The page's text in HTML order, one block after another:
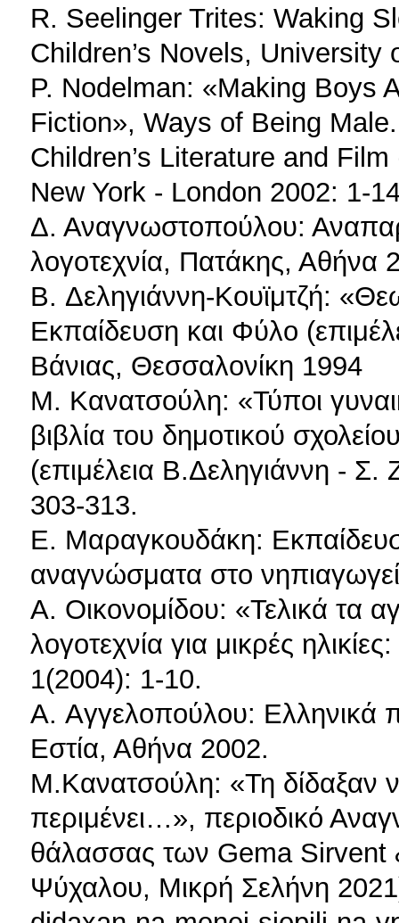
R. Seelinger Trites: Waking
Children’s Novels,
P. Nodelman: «Making Boys
Fiction», Ways of Being
Children’s Literature and
New York - London 2002: 1-
Δ. Αναγνωστοπούλου:
λογοτεχνία, Πατάκης, Αθήνα
B. Δεληγιάννη-Κουϊμτζή:
Εκπαίδευση και Φύλο
Βάνιας, Θεσσαλονίκη 1994
Μ. Κανατσούλη: «Τύποι
βιβλία του δημοτικού
(επιμέλεια Β.Δεληγιάννη -
303-313.
Ε. Μαραγκουδάκη:
αναγνώσματα στο
Α. Οικονομίδου: «Τελικά τα
λογοτεχνία για μικρές
1(2004): 1-10.
Α. Aγγελοπούλου: Eλληνικά
Eστία, Αθήνα 2002.
Μ.Κανατσούλη: «Τη δίδαξαν
περιμένει…», περιοδικό
θάλασσας των Gema
Ψύχαλου, Μικρή Σελήνη